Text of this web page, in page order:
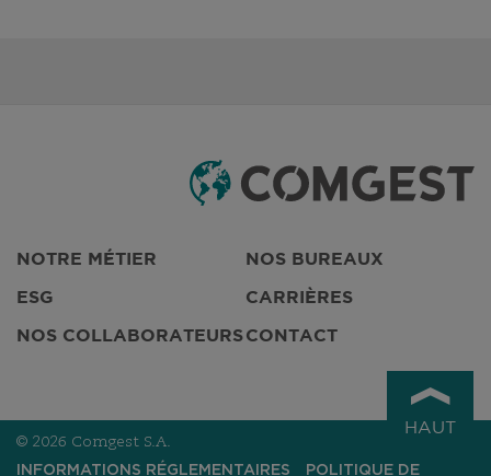
NOTRE MÉTIER
ESG
NOS COLLABORATEURS
NOS BUREAUX
CARRIÈRES
CONTACT
© 2026 Comgest S.A.
INFORMATIONS RÉGLEMENTAIRES
POLITIQUE DE
HAUT